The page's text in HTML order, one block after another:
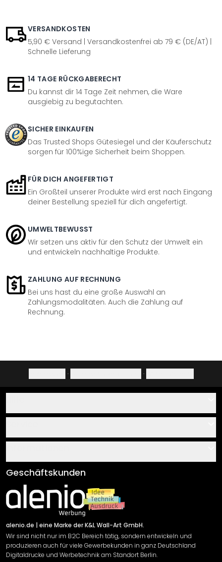
VERSANDKOSTEN
5,90 € Versand | Versandkostenfrei ab 79 € (DE/AT) |
Schnelle Lieferung
14 TAGE RÜCKGABERECHT
Du kannst dir 14 Tage Zeit nehmen, die Ware
ausgiebig zu begutachten.
SICHER EINKAUFEN
Das Trusted Shops Gütesiegel und der Käuferschutz
sorgen für 100%ige Sicherheit beim Shoppen.
FÜR DICH ANGEFERTIGT
Ein Großteil unserer Produkte wird erst nach Eingang
deiner Bestellung speziell für dich angefertigt.
UMWELTBEWUSST
Wir setzen uns aktiv für den Schutz der Umwelt ein
und entwickeln nachhaltige Produkte.
ZAHLUNG AUF RECHNUNG
Bei uns hast du eine große Auswahl an
Zahlungsmodalitäten. Auch die Zahlung auf
Rechnung.
· ·
Über uns
Klebe- und Montageanleitungen
Newsletter An-/Abmeldung
Sendungsverfolgung
AGB
Impressum
Versand & Zahlung
Rücksendung
Widerrufsrecht
Datenschutzerklärung
Geschäftskunden
alenio.de | eine Marke der K&L Wall-Art GmbH.
Wir sind nicht nur im B2C Bereich tätig, sondern entwickeln und
produzieren auch für viele Gewerbekunden in ganz Deutschland
Digitaldrucke und Werbetechnik am Standort Berlin.